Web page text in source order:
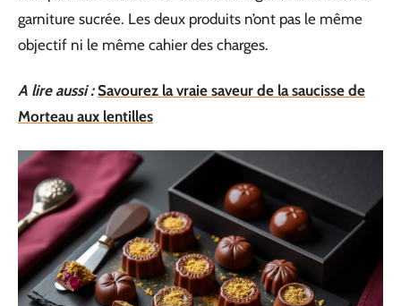
garniture sucrée. Les deux produits n’ont pas le même
objectif ni le même cahier des charges.
A lire aussi : Savourez la vraie saveur de la saucisse de
Morteau aux lentilles